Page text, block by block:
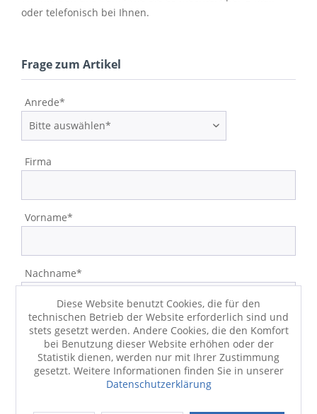
oder telefonisch bei Ihnen.
Frage zum Artikel
Anrede*
Firma
Vorname*
Nachname*
Strasse/Nr.
Diese Website benutzt Cookies, die für den
technischen Betrieb der Website erforderlich sind und
stets gesetzt werden. Andere Cookies, die den Komfort
bei Benutzung dieser Website erhöhen oder der
Statistik dienen, werden nur mit Ihrer Zustimmung
gesetzt. Weitere Informationen finden Sie in unserer
Datenschutzerklärung